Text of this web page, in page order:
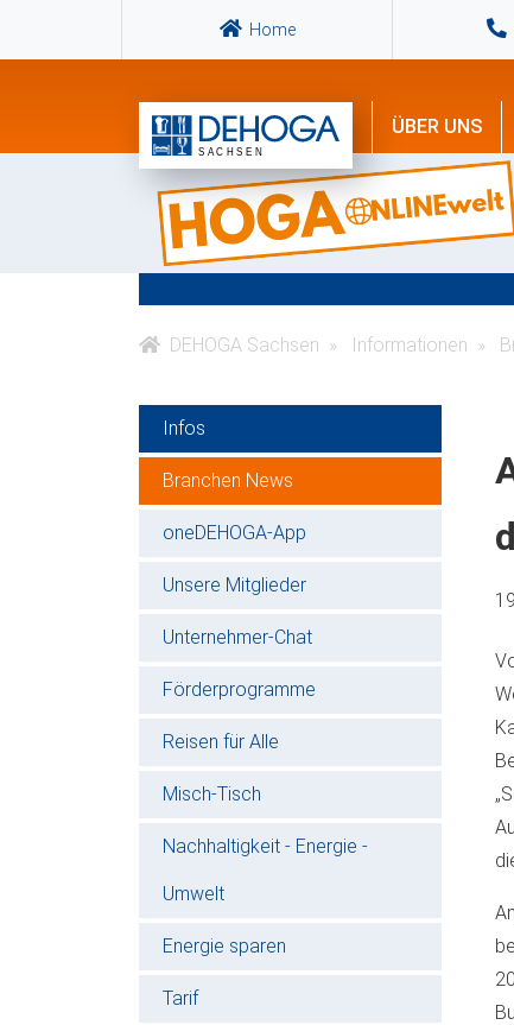
Home
ÜBER UNS
DEHOGA Sachsen Informationen
Infos
Branchen News
oneDEHOGA-App
Unsere Mitglieder
Unternehmer-Chat
Förderprogramme
Reisen für Alle
Misch-Tisch
Nachhaltigkeit - Energie -
Umwelt
Energie sparen
Tarif